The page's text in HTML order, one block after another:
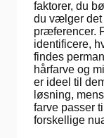
faktorer, du
du vælger det
præferencer.
identificere,
findes
hårfarve og
er ideel til
løsning,
farve passer
forskellige